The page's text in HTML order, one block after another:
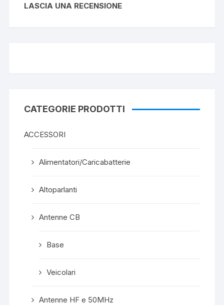
LASCIA UNA RECENSIONE
CATEGORIE PRODOTTI
ACCESSORI
Alimentatori/Caricabatterie
Altoparlanti
Antenne CB
Base
Veicolari
Antenne HF e 50MHz